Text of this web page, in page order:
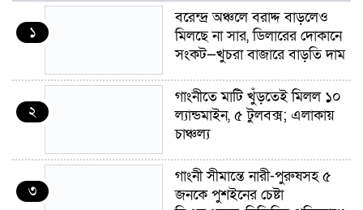
১
বরেন্দ্র অঞ্চলে বরাদ্দ বাড়লেও
মিলছে না সার, ডিলারের দোকানে
সংকট—খুচরা বাজারে বাড়তি দাম
২
গাংনীতে মাটি খুঁড়তেই মিলল ১০
ল্যান্ডমাইন, ৫ টুলবক্স; এলাকায়
চাঞ্চল্য
৩
গাংনী সীমান্তে নারী-পুরুষসহ ৫
জনকে পুশইনের চেষ্টা